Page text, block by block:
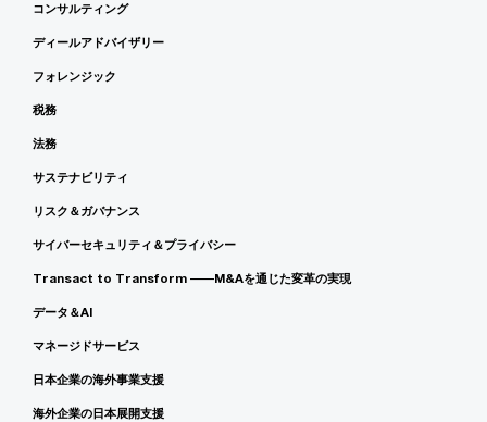
コンサルティング
ディールアドバイザリー
フォレンジック
税務
法務
サステナビリティ
リスク＆ガバナンス
サイバーセキュリティ＆プライバシー
Transact to Transform ――M&Aを通じた変革の実現
データ＆AI
マネージドサービス
日本企業の海外事業支援
海外企業の日本展開支援